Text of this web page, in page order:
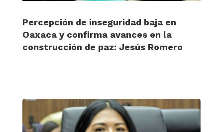
Percepción de inseguridad baja en
Oaxaca y confirma avances en la
construcción de paz: Jesús Romero